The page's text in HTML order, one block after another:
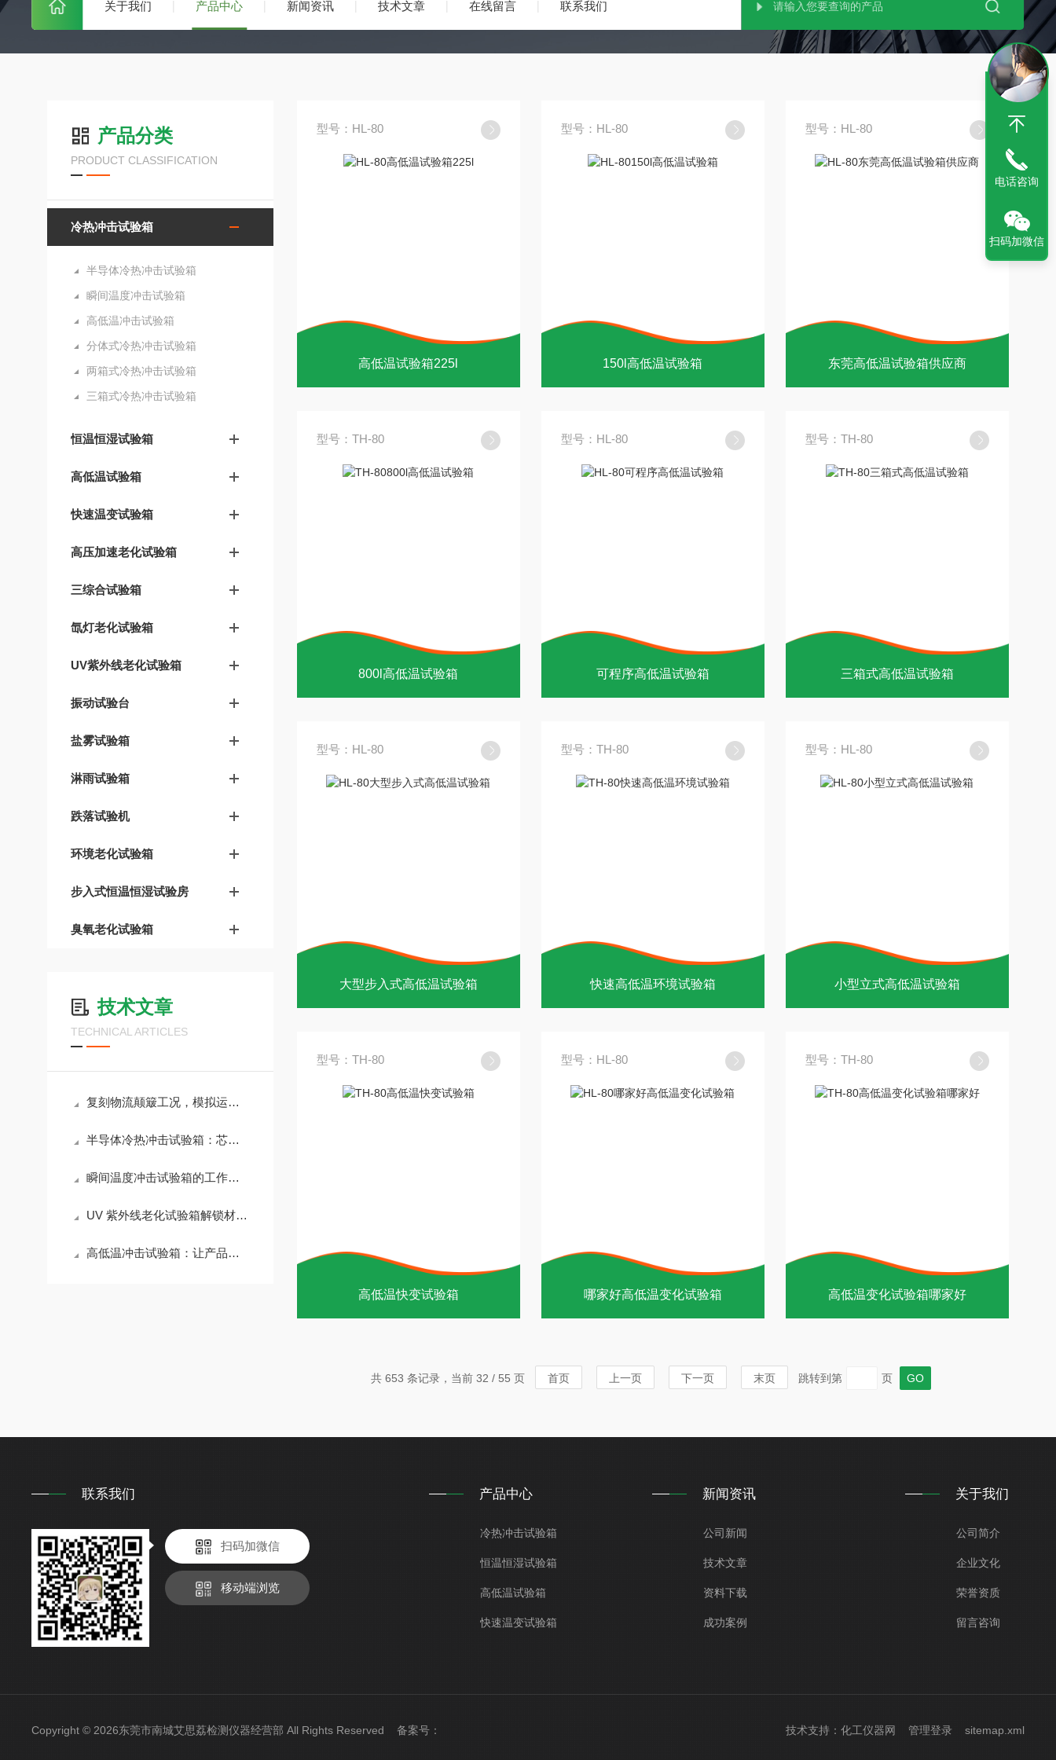
关于我们 产品中心 新闻资讯 技术文章 在线留言 联系我们
产品分类
PRODUCT CLASSIFICATION
冷热冲击试验箱
半导体冷热冲击试验箱
瞬间温度冲击试验箱
高低温冲击试验箱
分体式冷热冲击试验箱
两箱式冷热冲击试验箱
三箱式冷热冲击试验箱
恒温恒湿试验箱
高低温试验箱
快速温变试验箱
高压加速老化试验箱
三综合试验箱
氙灯老化试验箱
UV紫外线老化试验箱
振动试验台
盐雾试验箱
淋雨试验箱
跌落试验机
环境老化试验箱
步入式恒温恒湿试验房
臭氧老化试验箱
技术文章
TECHNICAL ARTICLES
复刻物流颠簸工况，模拟运输振动试验台筑牢包装可靠性防线
半导体冷热冲击试验箱：芯片封装可靠性的试金石
瞬间温度冲击试验箱的工作原理及应用介绍
UV 紫外线老化试验箱解锁材料耐候密码
高低温冲击试验箱：让产品直面温度的淬炼
型号：HL-80
高低温试验箱225l
型号：HL-80
150l高低温试验箱
型号：HL-80
东莞高低温试验箱供应商
型号：TH-80
800l高低温试验箱
型号：HL-80
可程序高低温试验箱
型号：TH-80
三箱式高低温试验箱
型号：HL-80
大型步入式高低温试验箱
型号：TH-80
快速高低温环境试验箱
型号：HL-80
小型立式高低温试验箱
型号：TH-80
高低温快变试验箱
型号：HL-80
哪家好高低温变化试验箱
型号：TH-80
高低温变化试验箱哪家好
共 653 条记录，当前 32 / 55 页 首页 上一页 下一页 末页 跳转到第 页
联系我们
扫码加微信
移动端浏览
产品中心
冷热冲击试验箱
恒温恒湿试验箱
高低温试验箱
快速温变试验箱
新闻资讯
公司新闻
技术文章
资料下载
成功案例
关于我们
公司简介
企业文化
荣誉资质
留言咨询
Copyright © 2026东莞市南城艾思荔检测仪器经营部 All Rights Reserved 备案号： 技术支持： 化工仪器网 管理登录 sitemap.xml
电话咨询
扫码加微信